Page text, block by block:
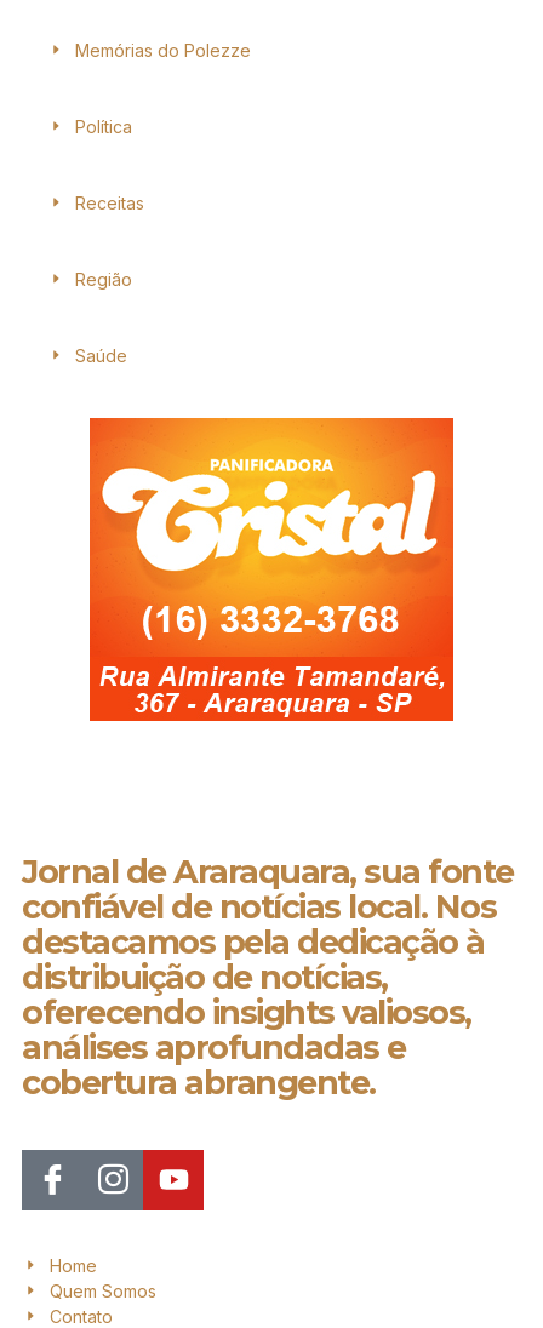
Memórias do Polezze
Política
Receitas
Região
Saúde
Jornal de Araraquara, sua fonte
confiável de notícias local. Nos
destacamos pela dedicação à
distribuição de notícias,
oferecendo insights valiosos,
análises aprofundadas e
cobertura abrangente.
Home
Quem Somos
Contato